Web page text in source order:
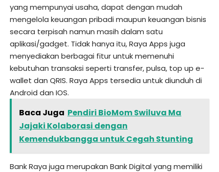
yang mempunyai usaha, dapat dengan mudah
mengelola keuangan pribadi maupun keuangan bisnis
secara terpisah namun masih dalam satu
aplikasi/gadget. Tidak hanya itu, Raya Apps juga
menyediakan berbagai fitur untuk memenuhi
kebutuhan transaksi seperti transfer, pulsa, top up e-
wallet dan QRIS. Raya Apps tersedia untuk diunduh di
Android dan IOS.
Baca Juga Pendiri BioMom Swiluva Ma
Jajaki Kolaborasi dengan
Kemendukbangga untuk Cegah Stunting
Bank Raya juga merupakan Bank Digital yang memiliki